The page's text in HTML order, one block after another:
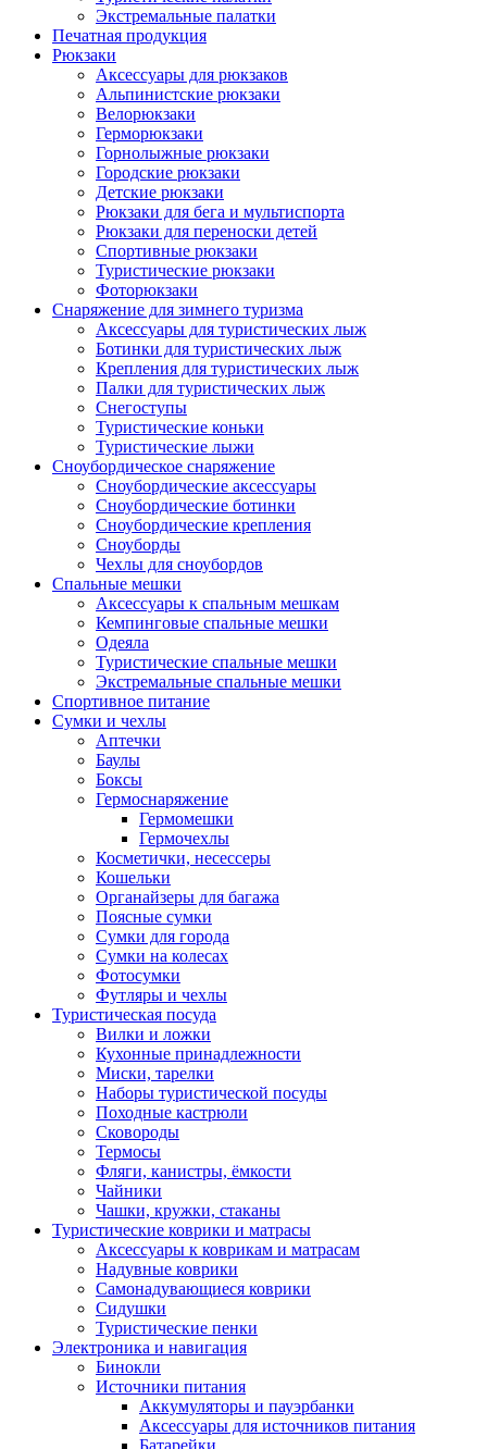
Экстремальные палатки
Печатная продукция
Рюкзаки
Аксессуары для рюкзаков
Альпинистские рюкзаки
Велорюкзаки
Герморюкзаки
Горнолыжные рюкзаки
Городские рюкзаки
Детские рюкзаки
Рюкзаки для бега и мультиспорта
Рюкзаки для переноски детей
Спортивные рюкзаки
Туристические рюкзаки
Фоторюкзаки
Снаряжение для зимнего туризма
Аксессуары для туристических лыж
Ботинки для туристических лыж
Крепления для туристических лыж
Палки для туристических лыж
Снегоступы
Туристические коньки
Туристические лыжи
Сноубордическое снаряжение
Сноубордические аксессуары
Сноубордические ботинки
Сноубордические крепления
Сноуборды
Чехлы для сноубордов
Спальные мешки
Аксессуары к спальным мешкам
Кемпинговые спальные мешки
Одеяла
Туристические спальные мешки
Экстремальные спальные мешки
Спортивное питание
Сумки и чехлы
Аптечки
Баулы
Боксы
Гермоснаряжение
Гермомешки
Гермочехлы
Косметички, несессеры
Кошельки
Органайзеры для багажа
Поясные сумки
Сумки для города
Сумки на колесах
Фотосумки
Футляры и чехлы
Туристическая посуда
Вилки и ложки
Кухонные принадлежности
Миски, тарелки
Наборы туристической посуды
Походные кастрюли
Сковороды
Термосы
Фляги, канистры, ёмкости
Чайники
Чашки, кружки, стаканы
Туристические коврики и матрасы
Аксессуары к коврикам и матрасам
Надувные коврики
Самонадувающиеся коврики
Сидушки
Туристические пенки
Электроника и навигация
Бинокли
Источники питания
Аккумуляторы и пауэрбанки
Аксессуары для источников питания
Батарейки